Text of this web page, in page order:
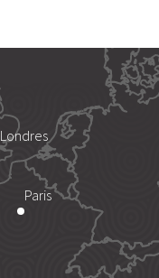
Londres
Paris